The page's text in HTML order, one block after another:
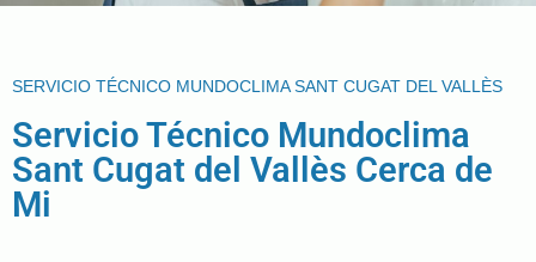
SERVICIO TÉCNICO MUNDOCLIMA SANT CUGAT DEL VALLÈS
Servicio Técnico Mundoclima
Sant Cugat del Vallès Cerca de
Mi